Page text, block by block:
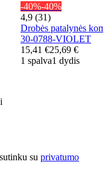
-40%-40%
4,9 (31)
Drobės patalynės
30-0788-VIOLET
15,41 €25,69 €
1 spalva1 dydis
su privatumo